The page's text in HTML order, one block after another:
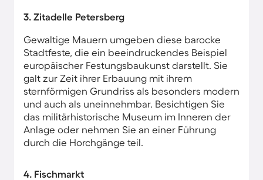
3. Zitadelle Petersberg
Gewaltige Mauern umgeben diese barocke
Stadtfeste, die ein beeindruckendes Beispiel
europäischer Festungsbaukunst darstellt. Sie
galt zur Zeit ihrer Erbauung mit ihrem
sternförmigen Grundriss als besonders modern
und auch als uneinnehmbar. Besichtigen Sie
das militärhistorische Museum im Inneren der
Anlage oder nehmen Sie an einer Führung
durch die Horchgänge teil.
4. Fischmarkt